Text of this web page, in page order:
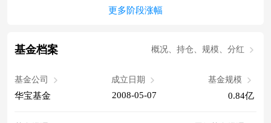
更多阶段涨幅
基金档案 概况、持仓、规模、分红
基金公司
华宝基金
成立日期
2008-05-07
基金规模
0.84亿